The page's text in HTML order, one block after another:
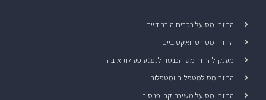
החזרי מס על רכבים היברידיים
החזרי מס רטרואקטיביים
מענק להחזר מס הכנסה לנפגע פעולת איבה
החזר מס למטפלים ומטפלות
החזרי מס על משיכת קרן פנסיה